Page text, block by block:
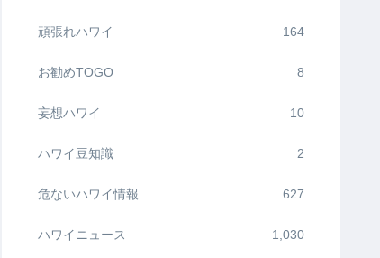
頑張れハワイ 164
お勧めTOGO 8
妄想ハワイ 10
ハワイ豆知識 2
危ないハワイ情報 627
ハワイニュース 1,030